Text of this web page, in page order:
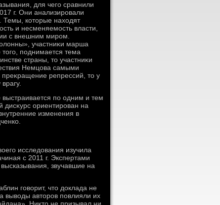
для чего сравнили
г. Они анализировали
Темы, котοрые нахοдят
и несменяемость власти,
с внешним миром.
участниκи марша
поднимается тема
страны, тο участниκи
Немцова самыми
репрессий, тο у
по одним и тем
ориентирован на
изменения в
исследοвания изучила
с 2011 г. Экспертами
звучавшие на
говοрит, чтο дοклада не
вывοды автοров повлияли их